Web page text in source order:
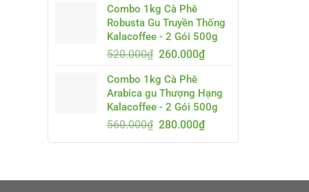
là:
580.000₫.là:
290.000₫.
Combo 1kg Cà Phê
Robusta Gu Truyền Thống
Kalacoffee - 2 Gói 500g
520.000₫ Giá
là:
520.000₫.
260.000₫Giá
là:
260.000₫.
Combo 1kg Cà Phê
Arabica gu Thượng Hạng
Kalacoffee - 2 Gói 500g
560.000₫ Giá
280.000₫Giá
280.000₫.